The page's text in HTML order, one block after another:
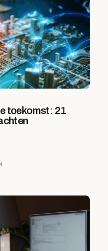
toekomst: 21